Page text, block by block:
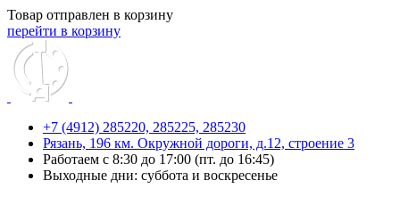
Товар отправлен в корзину
перейти в корзину
+7 (4912) 285220, 285225, 285230
Рязань, 196 км. Окружной дороги, д.12, строение 3
Работаем с 8:30 до 17:00 (пт. до 16:45)
Выходные дни: суббота и воскресенье